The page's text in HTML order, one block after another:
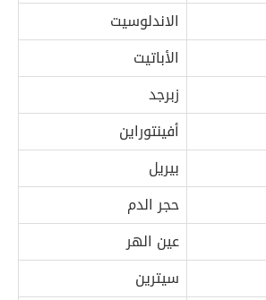
الاندلوسيت
الأباتيت
زبرجد
أفينتوراين
بيريل
حجر الدم
عين الهر
سيترين